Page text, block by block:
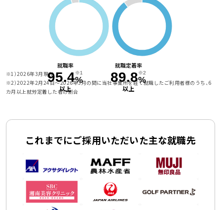
就職率
95.4※1
%
以上
就職定着率
89.8※2
%
以上
※1）2026年3月現在
※2）2022年2月24日〜2026年3月の間に当社事業所を経て就職したご利用者様のうち、6
カ月以上就労定着した者の割合
これまでにご採用いただいた主な就職先